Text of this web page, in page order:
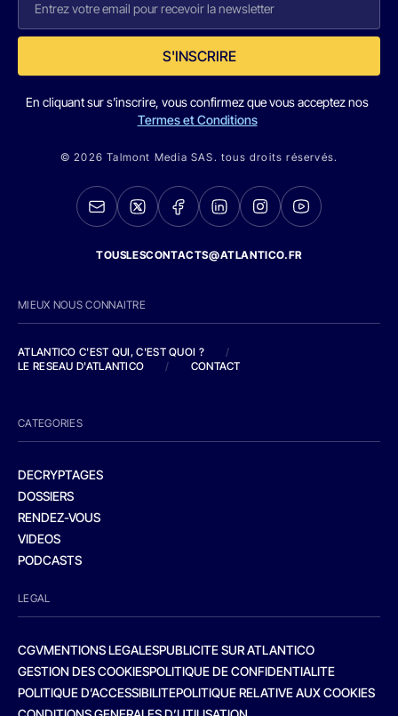
S'INSCRIRE
En cliquant sur s'inscrire, vous confirmez que vous acceptez nos
Termes et Conditions
© 2026 Talmont Media SAS. tous droits réservés.
TOUSLESCONTACTS@ATLANTICO.FR
MIEUX NOUS CONNAITRE
ATLANTICO C'EST QUI, C'EST QUOI ?
/
LE RESEAU D'ATLANTICO
/ CONTACT
CATEGORIES
DECRYPTAGES
DOSSIERS
RENDEZ-VOUS
VIDEOS
PODCASTS
LEGAL
CGVMENTIONS LEGALESPUBLICITE SUR ATLANTICO
GESTION DES COOKIESPOLITIQUE DE CONFIDENTIALITE
POLITIQUE D’ACCESSIBILITEPOLITIQUE RELATIVE AUX COOKIES